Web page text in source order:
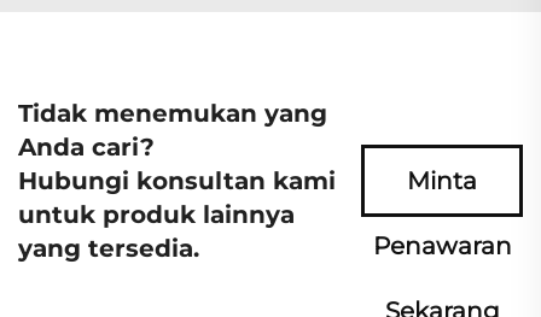
Tidak menemukan yang
Anda cari?
Hubungi konsultan kami
untuk produk lainnya
yang tersedia.
Minta
Penawaran
Sekarang